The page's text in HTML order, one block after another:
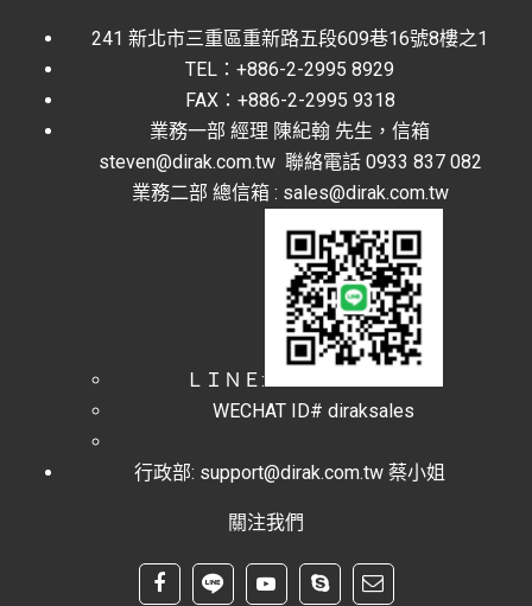
241 新北市三重區重新路五段609巷16號8樓之1
TEL：+886-2-2995 8929
FAX：+886-2-2995 9318
業務一部 經理 陳紀翰 先生，信箱
steven@dirak.com.tw 聯絡電話 0933 837 082
業務二部 總信箱 : sales@dirak.com.tw
ＬＩＮＥ:
WECHAT ID# diraksales
行政部: support@dirak.com.tw 蔡小姐
關注我們